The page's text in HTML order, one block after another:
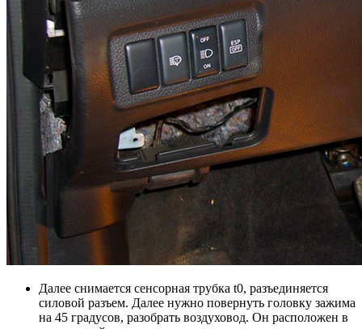
Далее снимается сенсорная трубка t0, разъединяется
силовой разъем. Далее нужно повернуть головку зажима
на 45 градусов, разобрать воздуховод. Он расположен в